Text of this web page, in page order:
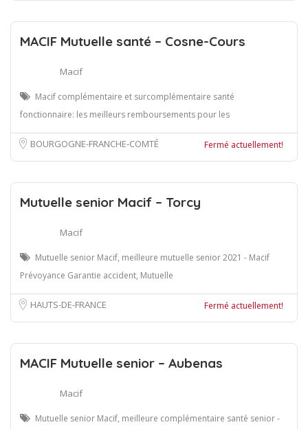
MACIF Mutuelle santé – Cosne-Cours
Macif
Macif complémentaire et surcomplémentaire santé
fonctionnaire: les meilleurs remboursements pour les
BOURGOGNE-FRANCHE-COMTÉ Fermé actuellement!
Mutuelle senior Macif – Torcy
Macif
Mutuelle senior Macif, meilleure mutuelle senior 2021 - Macif
Prévoyance Garantie accident, Mutuelle
HAUTS-DE-FRANCE Fermé actuellement!
MACIF Mutuelle senior – Aubenas
Macif
Mutuelle senior Macif, meilleure complémentaire santé senior -